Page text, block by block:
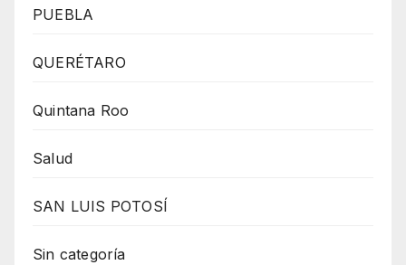
PUEBLA
QUERÉTARO
Quintana Roo
Salud
SAN LUIS POTOSÍ
Sin categoría